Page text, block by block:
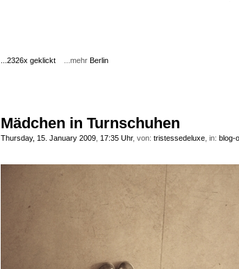
...2326x geklickt ...mehr Berlin
Mädchen in Turnschuhen
Thursday, 15. January 2009 17:35 Uhr, von: tristessedeluxe , in: blog-